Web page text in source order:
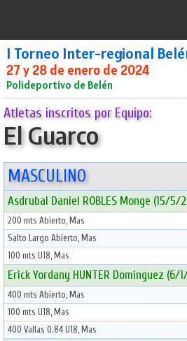
I Torneo Inter-regional
27 y 28 de enero de 2024
Polideportivo de Belén
Atletas inscritos por Equipo:
El Guarco
MASCULINO
Asdrubal Daniel ROBLES Monge (15/
200 mts Abierto, Mas
Salto Largo Abierto, Mas
100 mts U18, Mas
Erick Yordany HUNTER Dominguez
400 mts Abierto, Mas
100 mts U18, Mas
400 Vallas 0.84 U18, Mas